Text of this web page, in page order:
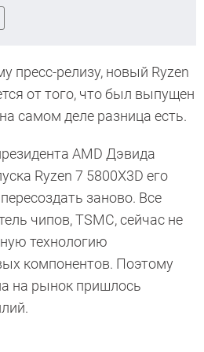
пресс-релизу, новый Ryzen
от того, что был выпущен
самом деле разница есть.
AMD Дэвида
Ryzen 7 5800X3D его
заново. Все
чипов, TSMC, сейчас не
технологию
компонентов. Поэтому
на рынок пришлось